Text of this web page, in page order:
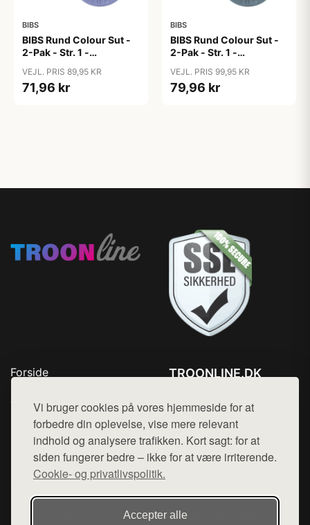
Vi bruger cookies på vores hjemmeside for at
forbedre din oplevelse, vise mere relevant
indhold og analysere trafikken. Kort sagt: for at
siden fungerer bedre – ikke for at være irriterende.
Cookie- og privatlivspolitik.
Accepter alle
BIBS
BIBS Rund Colour Sut -
2-Pak - Str. 1 -
Bubblegum/Peri
VEJL. PRIS 89,95 KR
71,96 kr
BIBS
BIBS Rund Colour Sut -
2-Pak - Str. 1 -
Bumblebee Studio -
Breeze Mix
VEJL. PRIS 99,95 KR
79,96 kr
Forside
Top Rabatter
Blog
Kontakt
TROONLINE.DK
Mail: hej@want.dk
Cookie- og privatlivspolitik
Denne side er en del af want.dk, der udgiver en række